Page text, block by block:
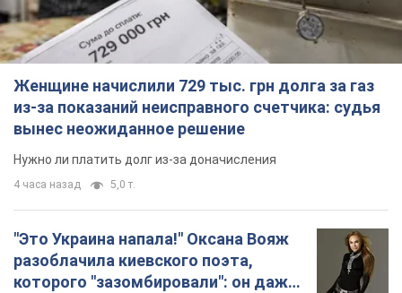
Женщине начислили 729 тыс. грн долга за газ
из-за показаний неисправного счетчика: судья
вынес неожиданное решение
Нужно ли платить долг из-за доначисления
4 часа назад 5,0 т.
"Это Украина напала!" Оксана Вояж
разоблачила киевского поэта,
которого "зазомбировали": он даже